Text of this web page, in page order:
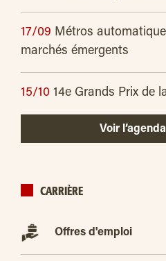
17/09 Métros
marchés émergents
15/10 14e Grands Prix de
Voir
CARRIÈRE
Offres d'emploi